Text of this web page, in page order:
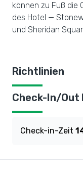
können zu Fuß die
des Hotel —
und Sheridan
Richtlinien
Check-In/Out
Check-in-Zeit